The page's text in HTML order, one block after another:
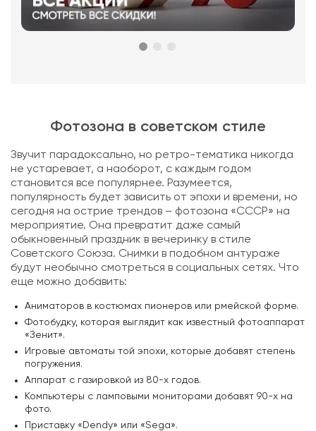
Фотозона в советском стиле
Звучит парадоксально, но ретро-тематика никогда
не устаревает, а наоборот, с каждым годом
становится все популярнее. Разумеется,
популярность будет зависить от эпохи и времени, но
сегодня на острие трендов – фотозона «СССР» на
мероприятие. Она превратит даже самый
обыкновенный праздник в вечеринку в стиле
Советского Союза. Снимки в подобном антураже
будут необычно смотреться в социальных сетях. Что
еще можно добавить:
Аниматоров в костюмах пионеров или рмейской форме.
Фотобудку, которая выглядит как известный фотоаппарат
«Зенит».
Игровые автоматы той эпохи, которые добавят степень
погружения.
Аппарат с газировкой из 80-х годов.
Компьютеры с ламповыми мониторами добавят 90-х на
фото.
Приставку «Dendy» или «Sega».